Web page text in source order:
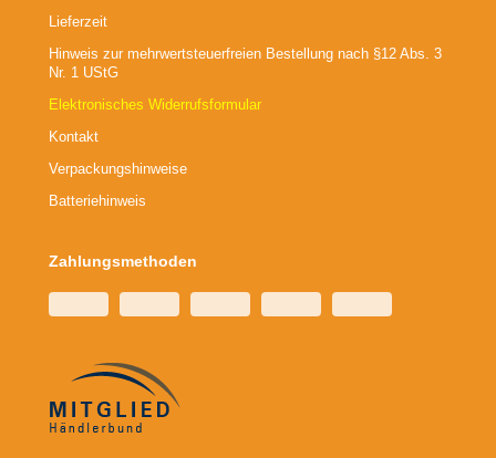
Lieferzeit
Hinweis zur mehrwertsteuerfreien Bestellung nach §12 Abs. 3
Nr. 1 UStG
Elektronisches Widerrufsformular
Kontakt
Verpackungshinweise
Batteriehinweis
Zahlungsmethoden